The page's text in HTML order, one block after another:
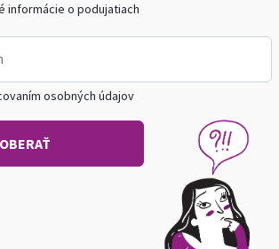
informácie o podujatiach
osobných údajov